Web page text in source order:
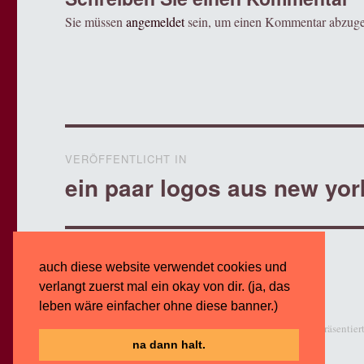
auch diese website verwendet cookies und
verlangt zuerst mal ein okay von dir. (ja, das
leben wäre einfacher ohne diese banner.)
na dann halt.
Sie müssenangemeldetsein, um einen Kommentar
VERÖFFENTLICHT IN
ein paar logos aus new
logoblog · · · wörter · worte · formen · symbole · · · Stolz